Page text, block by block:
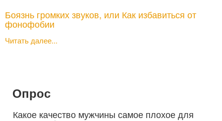
Боязнь громких звуков, или Как избавиться от
фонофобии
Читать далее...
Опрос
Какое качество мужчины самое плохое для